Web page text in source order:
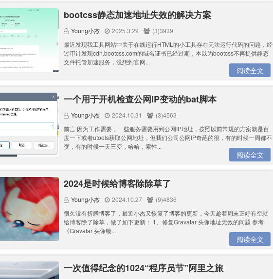
bootcss静态加速地址失效的解决方案
Young小杰 2025.3.29
(3)3939
最近发现我工具网站中关于在线运行HTML的小工具存在无法运行代码的问题，经
过审计发现cdn.bootcss.com的域名证书已经过期，本以为bootcss不再提供静态
文件托管加速服务，没想到官网...
阅读全文
一个用于开机检查公网IP变动的bat脚本
Young小杰 2024.10.31
(3)4563
前言 因为工作需要，一些服务需要用到公网IP地址，按照以前常规的方案就是百
度一下或者utools获取公网地址，但我们公司公网IP奇葩的很，有的时候一周都不
变，有的时候一天三变，哈哈，索性...
阅读全文
2024是时候给博客除除草了
Young小杰 2024.10.27
(9)4836
很久没有折腾博客了，最近小杰又恢复了博客的更新，今天趁着周末正好有空就
给博客除了除草，做了如下更新： 1、修复Gravatar 头像地址无效的问题 参考
《Gravatar 头像镜...
阅读全文
一次值得纪念的1024“程序员节”阿里之旅